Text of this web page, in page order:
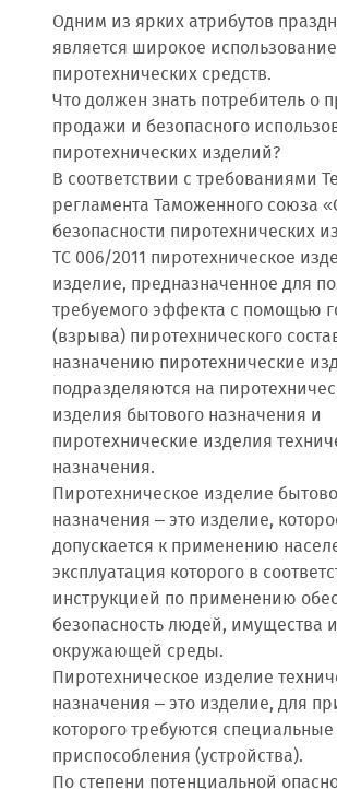
Одним из ярких атрибутов
является широкое использование
пиротехнических средств.
Что должен знать потребитель о
продажи и безопасного
пиротехнических изделий?
В соответствии с требованиями
регламента Таможенного союза
безопасности пиротехнических
ТС 006/2011 пиротехническое
изделие, предназначенное для
требуемого эффекта с помощью
(взрыва) пиротехнического
назначению пиротехнические
подразделяются на
изделия бытового назначения и
пиротехнические изделия
назначения.
Пиротехническое изделие
назначения – это изделие,
допускается к применению
эксплуатация которого в
инструкцией по применению
безопасность людей, имущества и
окружающей среды.
Пиротехническое изделие
назначения – это изделие, для
которого требуются
приспособления (устройства).
По степени потенциальной